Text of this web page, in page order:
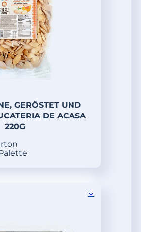
GERÖSTET UND
DE ACASA
220G